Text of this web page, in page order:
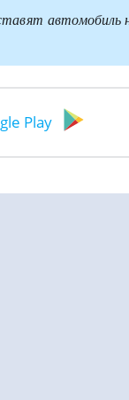
автомобиль
Play